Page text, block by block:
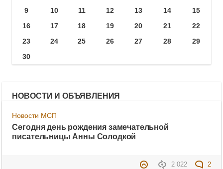
9
10 11 12 13 14
15
16
17 18 19 20 21
22
23
24 25 26 27 28
29
30
НОВОСТИ И ОБЪЯВЛЕНИЯ
Новости МСП
Сегодня день рождения замечательной
писательницы Анны Солодкой
2 022
2